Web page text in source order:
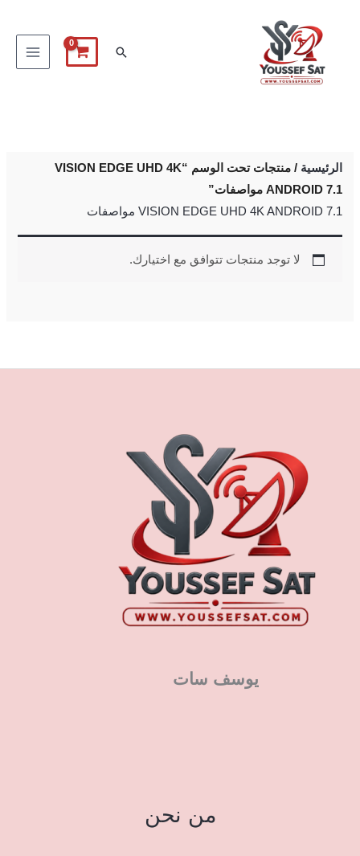
البحث
الرئيسية
/ منتجات تحت الوسم “VISION EDGE UHD 4K
ANDROID 7.1 مواصفات”
VISION EDGE UHD 4K ANDROID 7.1 مواصفات
لا توجد منتجات تتوافق مع اختيارك.
يوسف سات
من نحن